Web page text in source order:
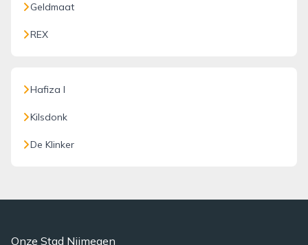
Geldmaat
REX
Hafiza I
Kilsdonk
De Klinker
Onze Stad Nijmegen